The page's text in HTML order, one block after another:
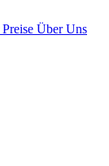
Preise Über Uns